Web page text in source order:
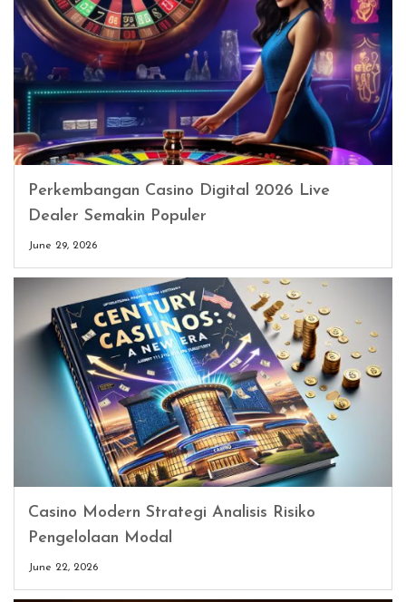
Perkembangan Casino Digital 2026 Live
Dealer Semakin Populer
June 29, 2026
Casino Modern Strategi Analisis Risiko
Pengelolaan Modal
June 22, 2026